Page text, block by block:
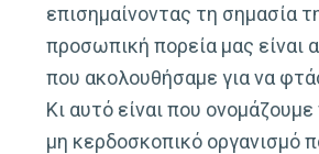
επισημαίνοντας τη σημασία
προσωπική πορεία μας είναι
που ακολουθήσαμε για να
Κι αυτό είναι που
μη κερδοσκοπικό οργανισμό